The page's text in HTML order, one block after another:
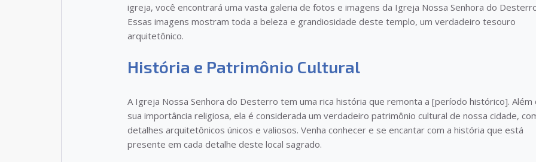
igreja, você encontrará uma vasta galeria de fotos e imagens da Igreja Nossa Senhora do
Essas imagens mostram toda a beleza e grandiosidade deste templo, um verdadeiro tesouro
arquitetônico.
História e Patrimônio Cultural
A Igreja Nossa Senhora do Desterro tem uma rica história que remonta a [período histórico]. Além
sua importância religiosa, ela é considerada um verdadeiro patrimônio cultural de nossa cidade,
detalhes arquitetônicos únicos e valiosos. Venha conhecer e se encantar com a história que está
presente em cada detalhe deste local sagrado.